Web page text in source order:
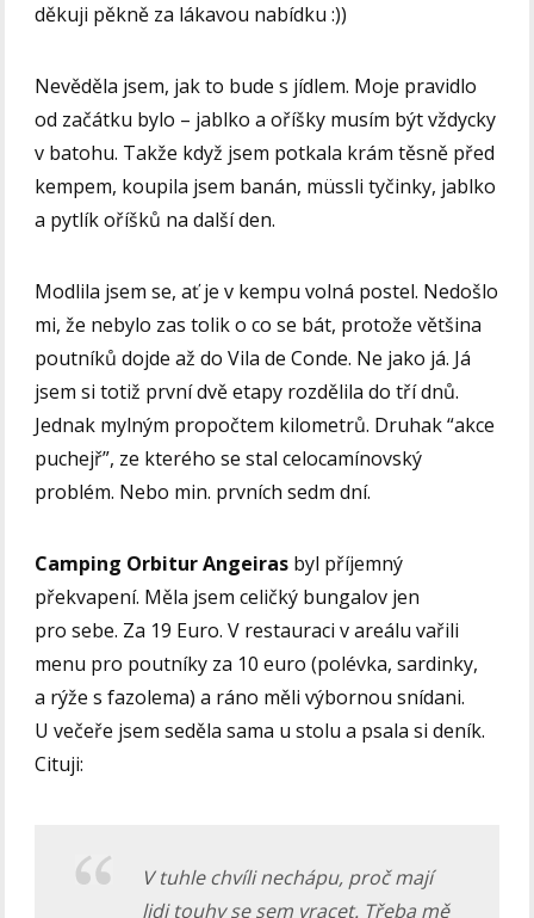
děkuji pěkně za lákavou nabídku :))
Nevěděla jsem, jak to bude s jídlem. Moje pravidlo
od začátku bylo – jablko a oříšky musím být vždycky
v batohu. Takže když jsem potkala krám těsně před
kempem, koupila jsem banán, müssli tyčinky, jablko
a pytlík oříšků na další den.
Modlila jsem se, ať je v kempu volná postel. Nedošlo
mi, že nebylo zas tolik o co se bát, protože většina
poutníků dojde až do Vila de Conde. Ne jako já. Já
jsem si totiž první dvě etapy rozdělila do tří dnů.
Jednak mylným propočtem kilometrů. Druhak “akce
puchejř”, ze kterého se stal celocamínovský
problém. Nebo min. prvních sedm dní.
Camping Orbitur Angeiras byl příjemný
překvapení. Měla jsem celičký bungalov jen
pro sebe. Za 19 Euro. V restauraci v areálu vařili
menu pro poutníky za 10 euro (polévka, sardinky,
a rýže s fazolema) a ráno měli výbornou snídani.
U večeře jsem seděla sama u stolu a psala si deník.
Cituji:
V tuhle chvíli nechápu, proč mají
lidi touhy se sem vracet. Třeba mě